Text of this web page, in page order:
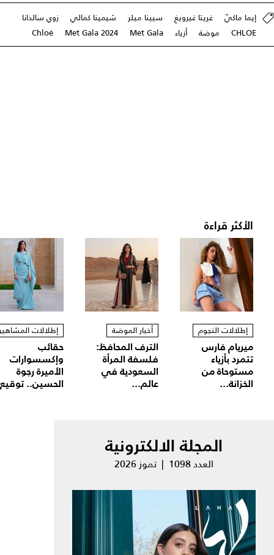
إيما ماكيّ غريتا غيرويغ سيينا ميلر شيمينا كمالي
زوي سالدانا
CHLOE
موضة أزياء Met Gala
Met Gala 2024
Chloé
الأكثر قراءة
إطلالات النجوم
ميريام فارس
تتمرد بأزياء
مستوحاة من
الخزانة...
أخبار الموضة
الترف المحافظ:
فلسفة المرأة
السعودية في
عالم...
إطلالات
حقائب
وإكسسوارات
الأميرة رجوة
الحسين..
المجلة الالكترونية
العدد 1098 | تموز 2026